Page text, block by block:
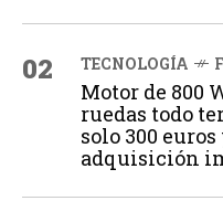
02 TECNOLOGÍA
Motor de 800
ruedas todo
solo 300
adquisición